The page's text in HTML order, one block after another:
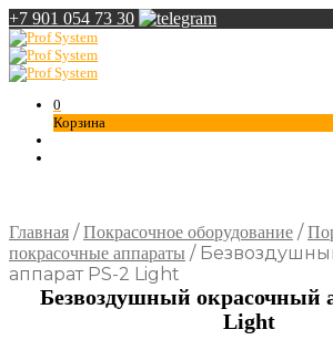
+7 901 054 73 30
0
Корзина
Главная / Покрасочное оборудование /
покрасочные аппараты /
аппарат PS-2 Light
Безвоздушный окрасочный
Light